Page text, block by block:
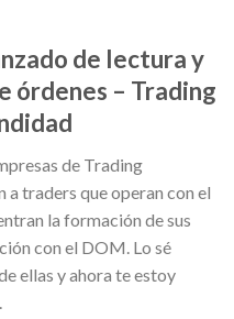
de lectura y
órdenes – Trading
de Trading
traders que operan con el
la formación de sus
con el DOM. Lo sé
ellas y ahora te estoy